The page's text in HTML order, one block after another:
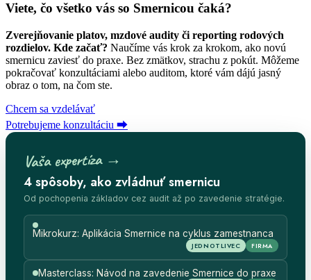
Viete, čo všetko vás so Smernicou čaká?
Zverejňovanie platov, mzdové audity či reporting rodových
rozdielov. Kde začať? Naučíme vás krok za krokom, ako novú
smernicu zaviesť do praxe. Bez zmätkov, strachu z pokút. Môžeme
pokračovať konzultáciami alebo auditom, ktoré vám dájú jasný
obraz o tom, na čom ste.
Chcem sa vzdelávať
Potrebujeme konzultáciu ⮕
Vaša expertíza →
4 spôsoby, ako zvládnuť smernicu
Od pochopenia základov cez audit až po zavedenie stratégie.
Mikrokurz: Aplikácia Smernice na cyklus zamestnanca
JEDNOTLIVEC FIRMA
Masterclass: Návod na zavedenie Smernice do praxe